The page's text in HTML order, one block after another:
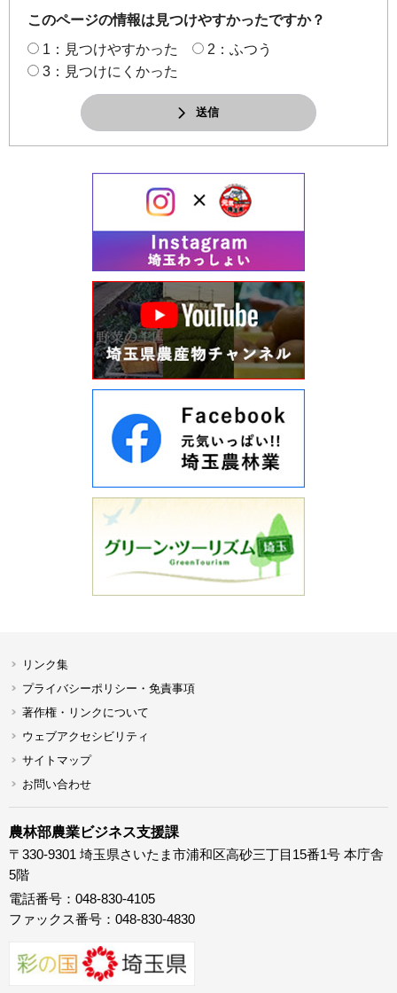
このページの情報は見つけやすかったですか？
1：見つけやすかった
2：ふつう
3：見つけにくかった
送信
リンク集
プライバシーポリシー・免責事項
著作権・リンクについて
ウェブアクセシビリティ
サイトマップ
お問い合わせ
農林部農業ビジネス支援課
〒330-9301 埼玉県さいたま市浦和区高砂三丁目15番1号 本庁舎
5階
電話番号：048-830-4105
ファックス番号：048-830-4830